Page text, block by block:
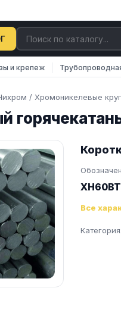
и крепеж
/ Хромоникелевые
Все
Категория: